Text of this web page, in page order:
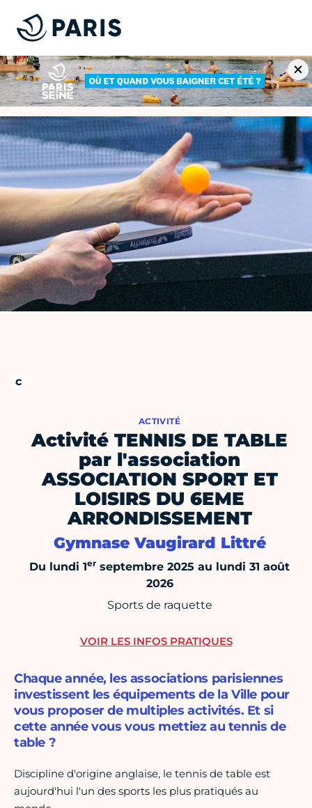
ACTIVITÉ
Activité TENNIS DE TABLE
par l'association
ASSOCIATION SPORT ET
LOISIRS DU 6EME
ARRONDISSEMENT
Gymnase Vaugirard Littré
Du lundi 1er septembre 2025 au lundi 31 août
2026
Sports de raquette
Chaque année, les associations parisiennes
investissent les équipements de la Ville pour
vous proposer de multiples activités. Et si
cette année vous vous mettiez au tennis de
table ?
Discipline d'origine anglaise, le tennis de table est
aujourd'hui l'un des sports les plus pratiqués au
VOIR LES INFOS PRATIQUES